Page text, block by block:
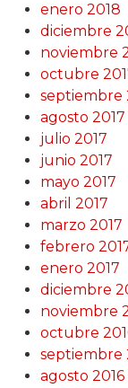
enero 2018
diciembre
noviembre
octubre
septiembre
agosto 2017
julio 2017
junio 2017
mayo 2017
abril 2017
marzo 2017
febrero
enero 2017
diciembre
noviembre
octubre
septiembre
agosto 2016